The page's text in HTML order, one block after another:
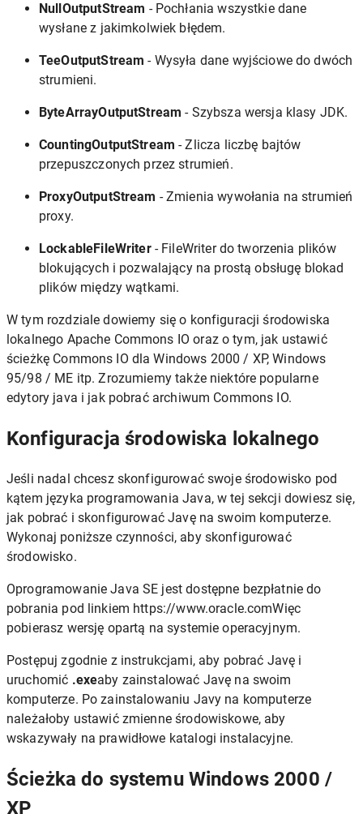
NullOutputStream - Pochłania wszystkie dane
wysłane z jakimkolwiek błędem.
TeeOutputStream - Wysyła dane wyjściowe do dwóch
strumieni.
ByteArrayOutputStream - Szybsza wersja klasy JDK.
CountingOutputStream - Zlicza liczbę bajtów
przepuszczonych przez strumień.
ProxyOutputStream - Zmienia wywołania na strumień
proxy.
LockableFileWriter- FileWriter do tworzenia plików
blokujących i pozwalający na prostą obsługę blokad
plików między wątkami.
W tym rozdziale dowiemy się o konfiguracji środowiska
lokalnego Apache Commons IO oraz o tym, jak ustawić
ścieżkę Commons IO dla Windows 2000 / XP, Windows
95/98 / ME itp. Zrozumiemy także niektóre popularne
edytory java i jak pobrać archiwum Commons IO.
Konfiguracja środowiska lokalnego
Jeśli nadal chcesz skonfigurować swoje środowisko pod
kątem języka programowania Java, w tej sekcji dowiesz się,
jak pobrać i skonfigurować Javę na swoim komputerze.
Wykonaj poniższe czynności, aby skonfigurować
środowisko.
Oprogramowanie Java SE jest dostępne bezpłatnie do
pobrania pod linkiem https://www.oracle.comWięc
pobierasz wersję opartą na systemie operacyjnym.
Postępuj zgodnie z instrukcjami, aby pobrać Javę i
uruchomić .exeaby zainstalować Javę na swoim
komputerze. Po zainstalowaniu Javy na komputerze
należałoby ustawić zmienne środowiskowe, aby
wskazywały na prawidłowe katalogi instalacyjne.
Ścieżka do systemu Windows 2000 /
XP